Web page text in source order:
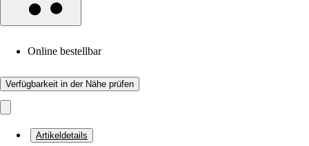
Online bestellbar
Verfügbarkeit in der Nähe prüfen
Artikeldetails